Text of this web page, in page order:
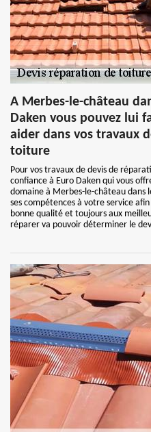
A Merbes-le-château
Daken vous pouvez lui
aider dans vos travaux
toiture
Pour vos travaux de devis de
confiance à Euro Daken qui vous
domaine à Merbes-le-château dans
ses compétences à votre service
bonne qualité et toujours aux
réparer va pouvoir déterminer le